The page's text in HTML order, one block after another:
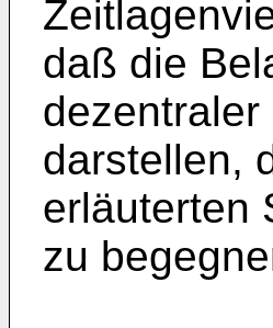
daß die
darstellen,
erläuterten
zu